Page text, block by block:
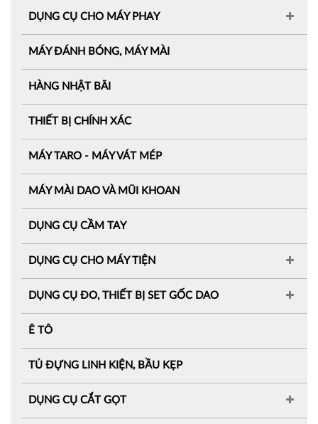
DỤNG CỤ CHO MÁY PHAY
MÁY ĐÁNH BÓNG, MÁY MÀI
HÀNG NHẬT BÃI
THIẾT BỊ CHÍNH XÁC
MÁY TARO - MÁY VÁT MÉP
MÁY MÀI DAO VÀ MŨI KHOAN
DỤNG CỤ CẦM TAY
DỤNG CỤ CHO MÁY TIỆN
DỤNG CỤ ĐO, THIẾT BỊ SET GỐC DAO
Ê TÔ
TỦ ĐỰNG LINH KIỆN, BẦU KẸP
DỤNG CỤ CẮT GỌT